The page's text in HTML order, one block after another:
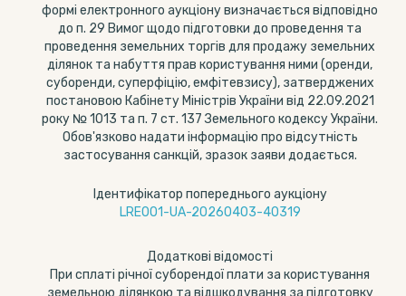
формі електронного аукціону визначається відповідно
до п. 29 Вимог щодо підготовки до проведення та
проведення земельних торгів для продажу земельних
ділянок та набуття прав користування ними (оренди,
суборенди, суперфіцію, емфітевзису), затверджених
постановою Кабінету Міністрів України від 22.09.2021
року № 1013 та п. 7 ст. 137 Земельного кодексу України.
Обов'язково надати інформацію про відсутність
застосування санкцій, зразок заяви додається.
Ідентифікатор попереднього аукціону
LRE001-UA-20260403-40319
Додаткові відомості
При сплаті річної суборендої плати за користування
земельною ділянкою та відшкодування за підготовку